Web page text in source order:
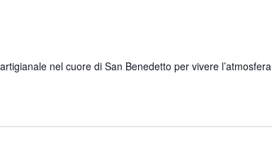
nel cuore di San Benedetto per vivere l’atmosfera